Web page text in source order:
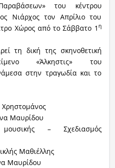
του κέντρου
Νιάρχος τον Απρίλιο του
Χώρος από το Σάββατο 1 η
τη δική της σκηνοθετική
«Άλκηστις» του
στην τραγωδία και το
Χρηστομάνος
Μαυρίδου
– Σχεδιασμός
Μαθιέλλης
Μαυρίδου